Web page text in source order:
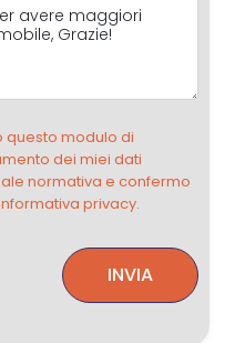
questo modulo di
dei miei dati
normativa e confermo
privacy.
INVIA